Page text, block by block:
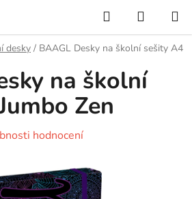
Hledat
KOŠÍK
desky / BAAGL Desky na školní sešity A4
na školní
Zen
hodnocení